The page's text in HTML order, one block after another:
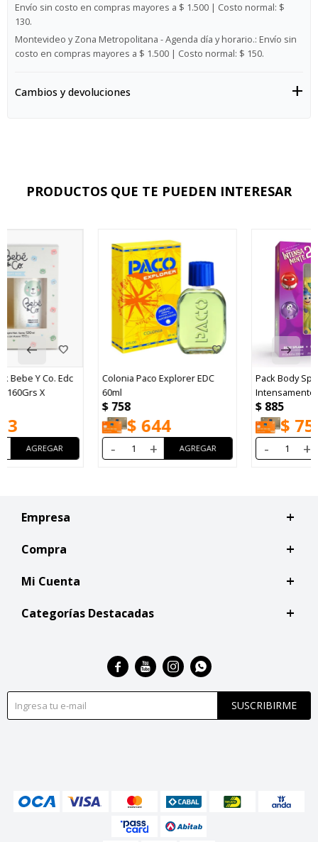
Envío sin costo en compras mayores a $ 1.500 | Costo normal: $
130.
Montevideo y Zona Metropolitana - Agenda día y horario.: Envío sin
costo en compras mayores a $ 1.500 | Costo normal: $ 150.
Cambios y devoluciones
PRODUCTOS QUE TE PUEDEN INTERESAR
Colonia Paco Explorer EDC
60ml
-
Pack Body Splash Disney
Intensamente + Shower Gel
-
Empresa
Compra
Mi Cuenta
Categorías Destacadas
SUSCRIBIRME
   